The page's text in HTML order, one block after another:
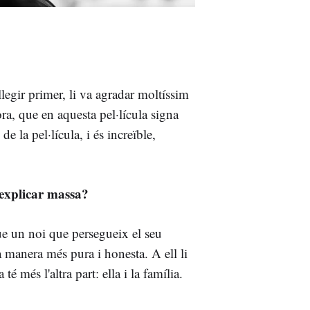
primer, li va agradar moltíssim
que en aquesta pel·lícula signa
la pel·lícula, i és increïble,
massa?
un noi que persegueix el seu
més pura i honesta. A ell li
té més l'altra part: ella i la família.